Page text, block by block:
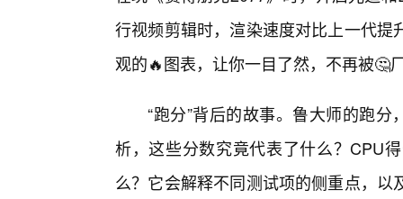
行视频剪辑时，渲染速度对比上一代
观的🔥图表，让你一目了然，不再被🤔
“跑分”背后的故事。鲁大师的跑
析，这些分数究竟代表了什么？CPU
么？它会解释不同测试项的侧重点，